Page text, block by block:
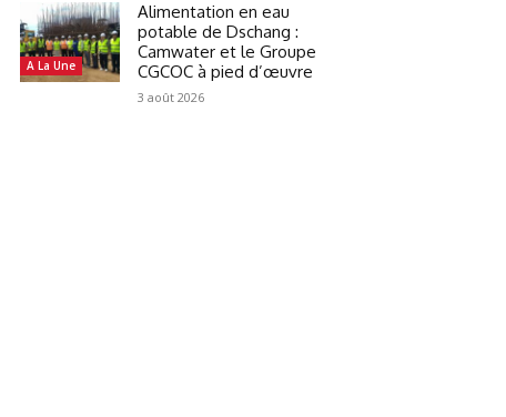
A La Une
Alimentation en eau
potable de Dschang :
Camwater et le Groupe
CGCOC à pied d’œuvre
3 août 2026